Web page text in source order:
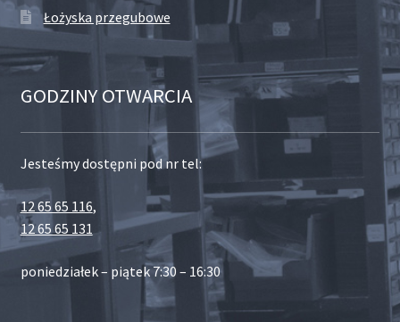
Łożyska przegubowe
GODZINY OTWARCIA
Jesteśmy dostępni pod nr tel:
12 65 65 116,
12 65 65 131
poniedziałek – piątek 7:30 – 16:30